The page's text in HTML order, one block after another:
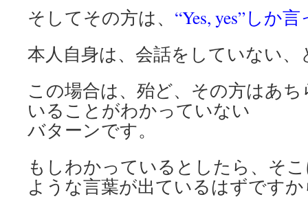
そしてその方は、 “Yes, yes”しか
本人自身は、会話をしていない
この場合は、殆ど、その方はあ
いることがわかっていない
バターンです。
もしわかっているとしたら、そ
ような言葉が出ているはずです